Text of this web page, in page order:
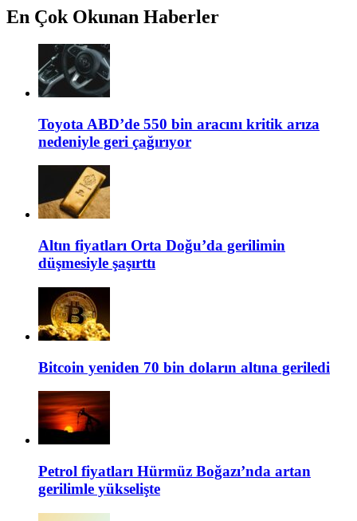
En Çok Okunan Haberler
Toyota ABD’de 550 bin aracını kritik arıza
nedeniyle geri çağırıyor
Altın fiyatları Orta Doğu’da gerilimin
düşmesiyle şaşırttı
Bitcoin yeniden 70 bin doların altına geriledi
Petrol fiyatları Hürmüz Boğazı’nda artan
gerilimle yükselişte